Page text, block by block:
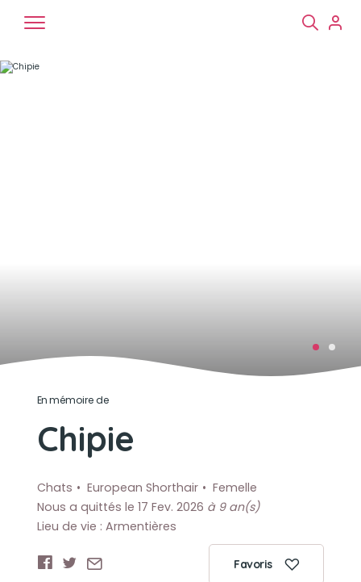
En mémoire de
Chipie
Chats European Shorthair
Femelle
Nous a quittés le 17 Fev. 2026 à 9 an(s)
Lieu de vie : Armentières
Favoris